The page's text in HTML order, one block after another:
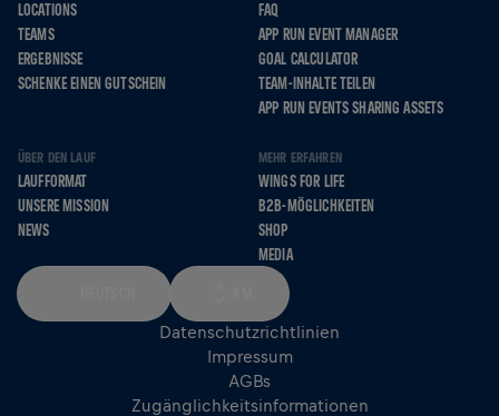
LOCATIONS
TEAMS
ERGEBNISSE
SCHENKE EINEN GUTSCHEIN
FAQ
APP RUN EVENT MANAGER
GOAL CALCULATOR
TEAM-INHALTE TEILEN
APP RUN EVENTS SHARING ASSETS
ÜBER DEN LAUF
LAUFFORMAT
UNSERE MISSION
NEWS
MEHR ERFAHREN
WINGS FOR LIFE
B2B-MÖGLICHKEITEN
SHOP
MEDIA
Datenschutzrichtlinien
Impressum
AGBs
Zugänglichkeitsinformationen